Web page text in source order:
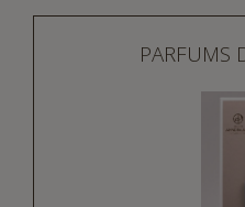
PARFUMS